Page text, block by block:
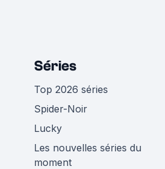
Séries
Top 2026 séries
Spider-Noir
Lucky
Les nouvelles séries du
moment